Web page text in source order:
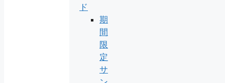
ド
期
間
限
定
サ